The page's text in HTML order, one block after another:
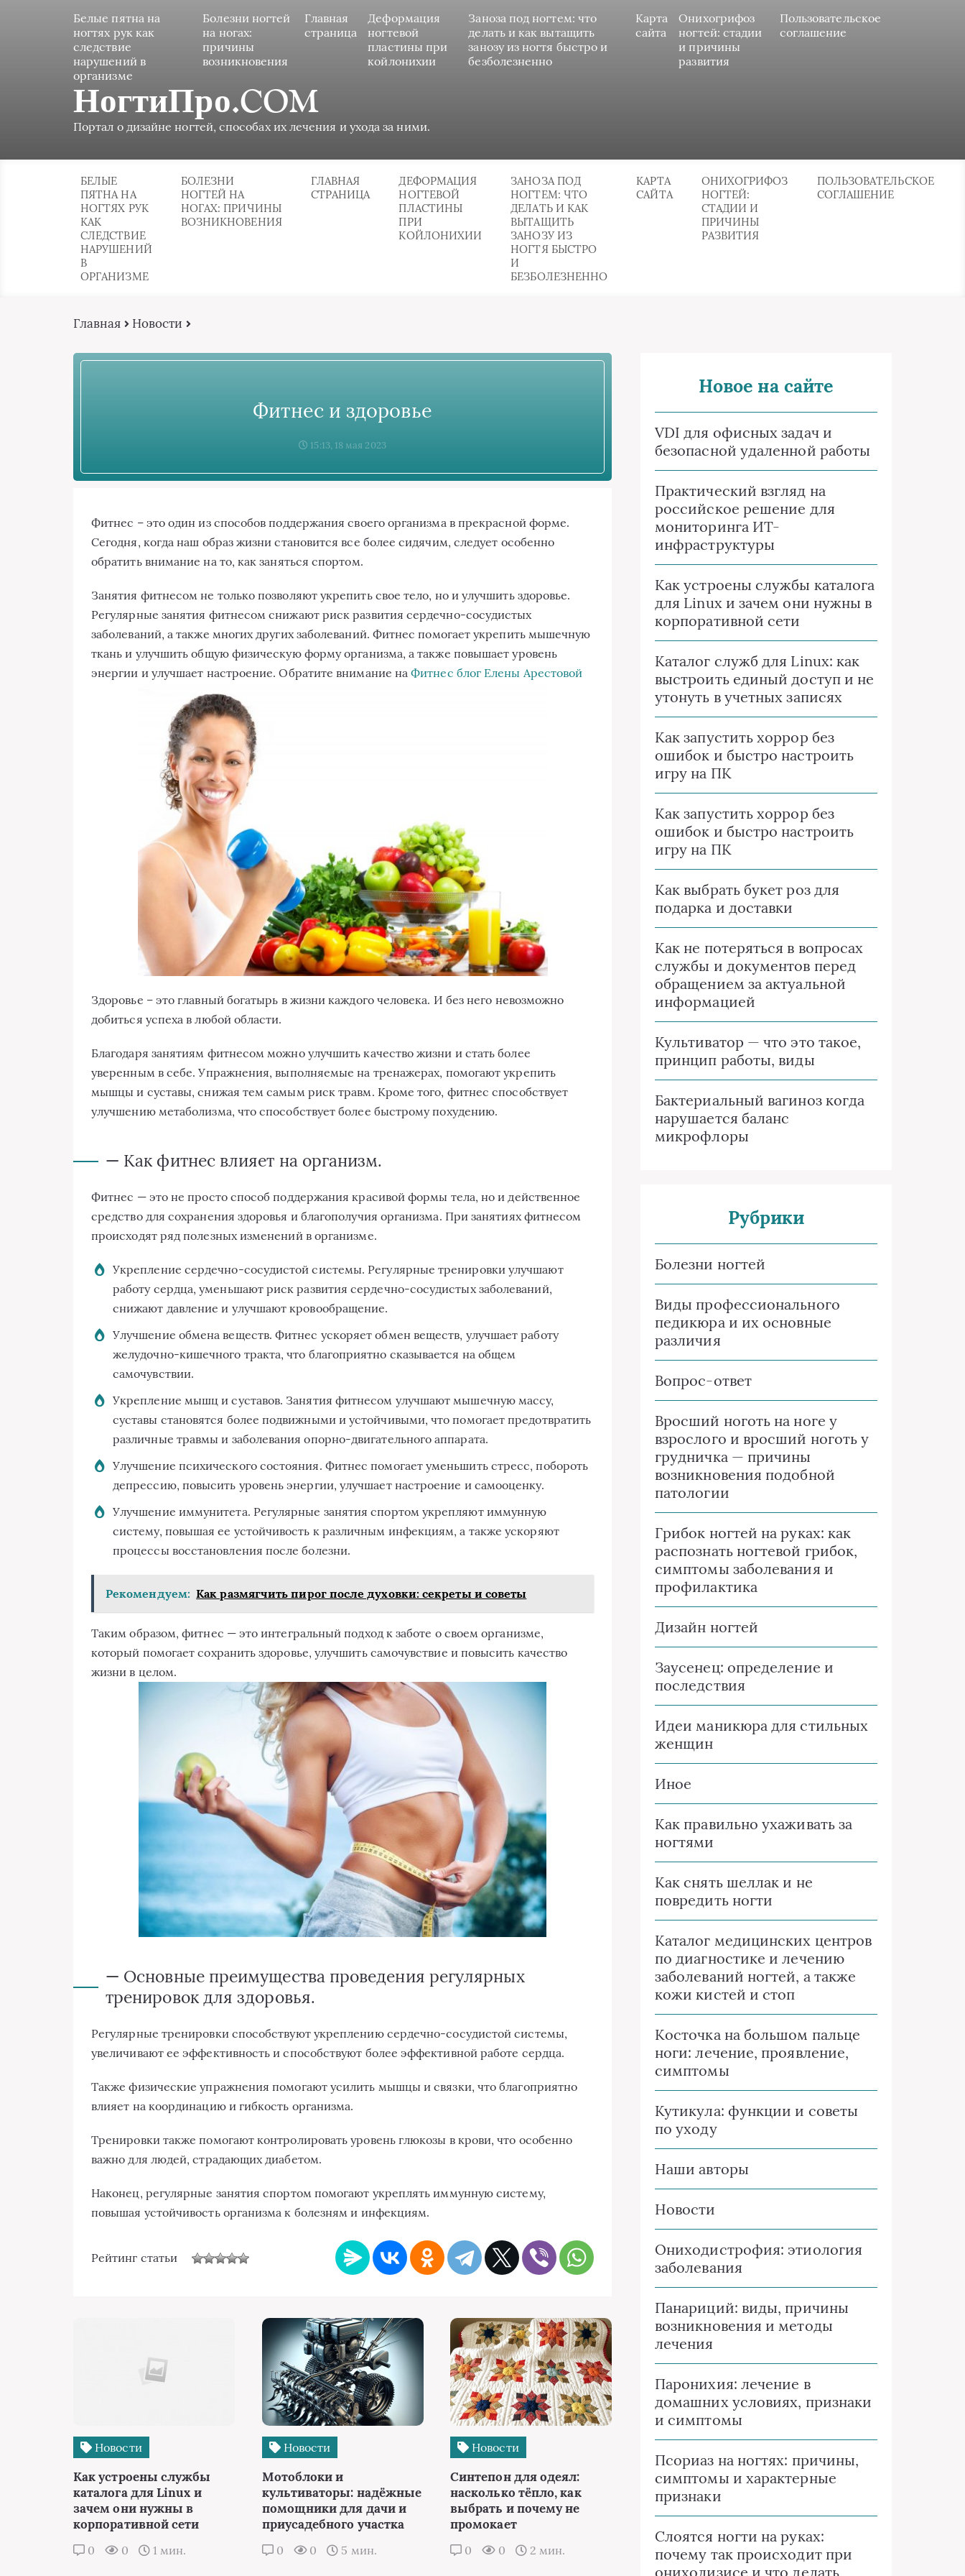
Белые пятна на
ногтях рук как
следствие
нарушений в
организме
Болезни ногтей
на ногах:
причины
возникновения
Главная
страница
Деформация
ногтевой
пластины при
койлонихии
Заноза под ногтем: что
делать и как вытащить
занозу из ногтя быстро и
безболезненно
Карта
сайта
Онихогрифоз
ногтей: стадии
и причины
развития
Пользовательское
соглашение
НогтиПро.COM
Портал о дизайне ногтей, способах их лечения и ухода за ними.
БЕЛЫЕ
ПЯТНА НА
НОГТЯХ РУК
КАК
СЛЕДСТВИЕ
НАРУШЕНИЙ
В
ОРГАНИЗМЕ
БОЛЕЗНИ
НОГТЕЙ НА
НОГАХ: ПРИЧИНЫ
ВОЗНИКНОВЕНИЯ
ГЛАВНАЯ
СТРАНИЦА
ДЕФОРМАЦИЯ
НОГТЕВОЙ
ПЛАСТИНЫ
ПРИ
КОЙЛОНИХИИ
ЗАНОЗА ПОД
НОГТЕМ: ЧТО
ДЕЛАТЬ И КАК
ВЫТАЩИТЬ
ЗАНОЗУ ИЗ
НОГТЯ БЫСТРО
И
БЕЗБОЛЕЗНЕННО
КАРТА
САЙТА
ОНИХОГРИФОЗ
НОГТЕЙ:
СТАДИИ И
ПРИЧИНЫ
РАЗВИТИЯ
ПОЛЬЗОВАТЕЛЬСКОЕ
СОГЛАШЕНИЕ
Главная Новости
Фитнес и здоровье
15:13, 18 мая 2023
Фитнес – это один из способов поддержания своего организма в прекрасной форме.
Сегодня, когда наш образ жизни становится все более сидячим, следует особенно
обратить внимание на то, как заняться спортом.
Занятия фитнесом не только позволяют укрепить свое тело, но и улучшить здоровье.
Регулярные занятия фитнесом снижают риск развития сердечно-сосудистых
заболеваний, а также многих других заболеваний. Фитнес помогает укрепить мышечную
ткань и улучшить общую физическую форму организма, а также повышает уровень
энергии и улучшает настроение. Обратите внимание наФитнес блог Елены Арестовой
Здоровье – это главный богатырь в жизни каждого человека. И без него невозможно
добиться успеха в любой области.
Благодаря занятиям фитнесом можно улучшить качество жизни и стать более
уверенным в себе. Упражнения, выполняемые на тренажерах, помогают укрепить
мышцы и суставы, снижая тем самым риск травм. Кроме того, фитнес способствует
улучшению метаболизма, что способствует более быстрому похудению.
— Как фитнес влияет на организм.
Фитнес — это не просто способ поддержания красивой формы тела, но и действенное
средство для сохранения здоровья и благополучия организма. При занятиях фитнесом
происходят ряд полезных изменений в организме.
Укрепление сердечно-сосудистой системы. Регулярные тренировки улучшают
работу сердца, уменьшают риск развития сердечно-сосудистых заболеваний,
снижают давление и улучшают кровообращение.
Улучшение обмена веществ. Фитнес ускоряет обмен веществ, улучшает работу
желудочно-кишечного тракта, что благоприятно сказывается на общем
самочувствии.
Укрепление мышц и суставов. Занятия фитнесом улучшают мышечную массу,
суставы становятся более подвижными и устойчивыми, что помогает предотвратить
различные травмы и заболевания опорно-двигательного аппарата.
Улучшение психического состояния. Фитнес помогает уменьшить стресс, побороть
депрессию, повысить уровень энергии, улучшает настроение и самооценку.
Улучшение иммунитета. Регулярные занятия спортом укрепляют иммунную
систему, повышая ее устойчивость к различным инфекциям, а также ускоряют
процессы восстановления после болезни.
Рекомендуем: Как размягчить пирог после духовки: секреты и советы
Таким образом, фитнес — это интегральный подход к заботе о своем организме,
который помогает сохранить здоровье, улучшить самочувствие и повысить качество
жизни в целом.
— Основные преимущества проведения регулярных
тренировок для здоровья.
Регулярные тренировки способствуют укреплению сердечно-сосудистой системы,
увеличивают ее эффективность и способствуют более эффективной работе сердца.
Также физические упражнения помогают усилить мышцы и связки, что благоприятно
влияет на координацию и гибкость организма.
Тренировки также помогают контролировать уровень глюкозы в крови, что особенно
важно для людей, страдающих диабетом.
Наконец, регулярные занятия спортом помогают укреплять иммунную систему,
повышая устойчивость организма к болезням и инфекциям.
Рейтинг статьи
Новости
Как устроены службы
каталога для Linux и
зачем они нужны в
корпоративной сети
0 0 1 мин.
Новости
Мотоблоки и
культиваторы: надёжные
помощники для дачи и
приусадебного участка
0 0 5 мин.
Новости
Синтепон для одеял:
насколько тёпло, как
выбрать и почему не
промокает
0 0 2 мин.
Новое на сайте
VDI для офисных задач и
безопасной удаленной работы
Практический взгляд на
российское решение для
мониторинга ИТ-
инфраструктуры
Как устроены службы каталога
для Linux и зачем они нужны в
корпоративной сети
Каталог служб для Linux: как
выстроить единый доступ и не
утонуть в учетных записях
Как запустить хоррор без
ошибок и быстро настроить
игру на ПК
Как запустить хоррор без
ошибок и быстро настроить
игру на ПК
Как выбрать букет роз для
подарка и доставки
Как не потеряться в вопросах
службы и документов перед
обращением за актуальной
информацией
Культиватор — что это такое,
принцип работы, виды
Бактериальный вагиноз когда
нарушается баланс
микрофлоры
Рубрики
Болезни ногтей
Виды профессионального
педикюра и их основные
различия
Вопрос-ответ
Вросший ноготь на ноге у
взрослого и вросший ноготь у
грудничка — причины
возникновения подобной
патологии
Грибок ногтей на руках: как
распознать ногтевой грибок,
симптомы заболевания и
профилактика
Дизайн ногтей
Заусенец: определение и
последствия
Идеи маникюра для стильных
женщин
Иное
Как правильно ухаживать за
ногтями
Как снять шеллак и не
повредить ногти
Каталог медицинских центров
по диагностике и лечению
заболеваний ногтей, а также
кожи кистей и стоп
Косточка на большом пальце
ноги: лечение, проявление,
симптомы
Кутикула: функции и советы
по уходу
Наши авторы
Новости
Ониходистрофия: этиология
заболевания
Панариций: виды, причины
возникновения и методы
лечения
Паронихия: лечение в
домашних условиях, признаки
и симптомы
Псориаз на ногтях: причины,
симптомы и характерные
признаки
Слоятся ногти на руках:
почему так происходит при
онихолизисе и что делать